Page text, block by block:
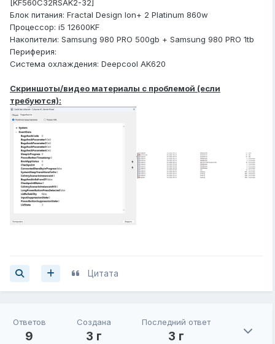
[KF560C32RSAK2-32]
Блок питания: Fractal Design Ion+ 2 Platinum 860w
Процессор: i5 12600KF
Накопители: Samsung 980 PRO 500gb + Samsung 980 PRO 1tb
Периферия:
Система охлаждения: Deepcool AK620
Скриншоты/видео материалы с проблемой (если
требуются):
Цитата
Ответов
9
Создана
3 г
Последний ответ
3 г